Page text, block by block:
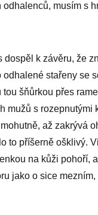
musím s
k závěru, že
stařeny se
šňůrkou přes
mužů s rozepnutými
až zakrývá
to příšerně ošklivý.
na kůži pohoří,
jako o sice